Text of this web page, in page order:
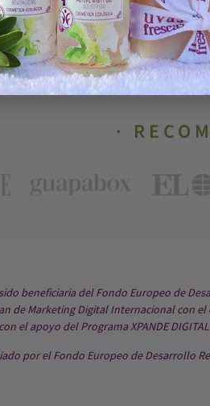
sido beneficiaria del Fondo Europeo de
de Marketing Digital Internacional con
el apoyo del Programa XPANDE
por el Fondo Europeo de Desarrollo